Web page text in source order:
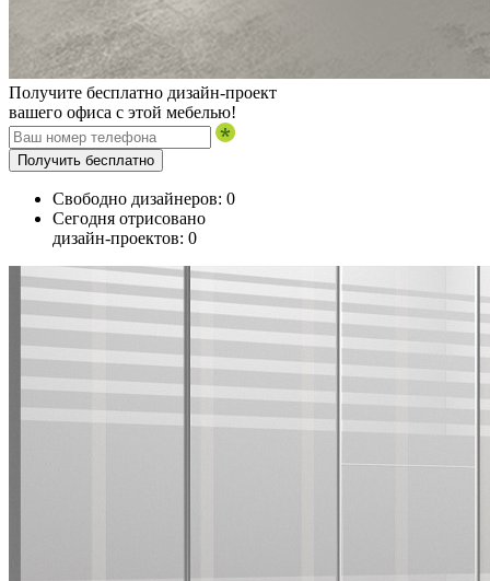
Получите бесплатно дизайн-проект
вашего офиса с этой мебелью!
Получить бесплатно
Свободно дизайнеров: 0
Сегодня отрисовано
дизайн-проектов: 0